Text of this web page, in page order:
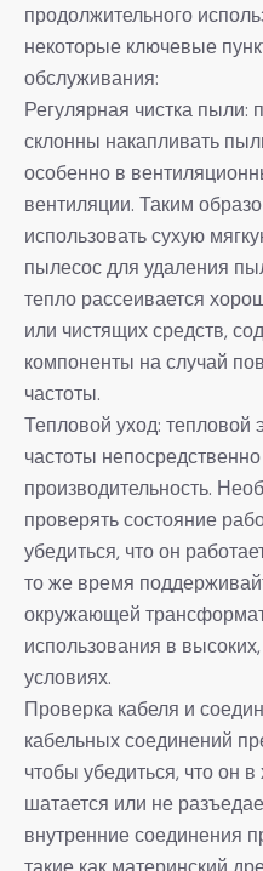
продолжительного
некоторые ключевые
обслуживания:
Регулярная чистка пыли:
склонны накапливать
особенно в
вентиляции. Таким
использовать сухую
пылесос для удаления
тепло рассеивается
или чистящих средств,
компоненты на случай
частоты.
Тепловой уход: тепловой
частоты
производительность.
проверять состояние
убедиться, что он
то же время
окружающей
использования в
условиях.
Проверка кабеля и
кабельных соединений
чтобы убедиться, что он
шатается или не
внутренние соединения